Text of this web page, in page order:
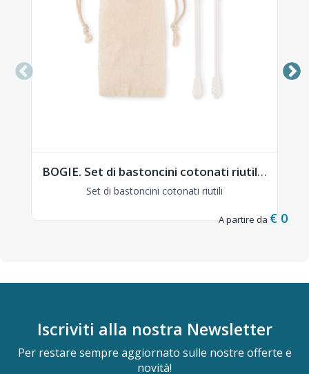
BOGIE. Set di bastoncini cotonati riutili - MO2541
Set di bastoncini cotonati riutili
€ 0,20
Iscriviti alla nostra Newsletter
Per restare sempre aggiornato sulle nostre offerte e
novità!